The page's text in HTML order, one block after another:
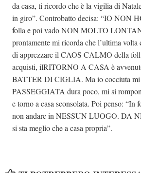
Generi
Case editrici
Partnership
Giallo Stresa
Premio Chiara
Tabù Festival 2014
A Tutto Volume
Salone di Torino
da casa, ti ricordo che è la vigilia di
in giro”. Controbatto decisa: “IO NON
folla e poi vado NON MOLTO
prontamente mi ricorda che l’ultima volta
di apprezzare il CAOS CALMO della
acquisti, ilRITORNO A CASA è
BATTER DI CIGLIA. Ma io cocciuta mi
PASSEGGIATA dura poco, mi si
e torno a casa sconsolata. Poi penso: “In
non andare in NESSUN LUOGO. DA
si sta meglio che a casa propria”.